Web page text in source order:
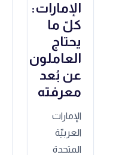
الإمارات:
كلّ ما
يحتاج
العاملون
عن بُعد
معرفته
الإمارات
العربيّة
المتحدة